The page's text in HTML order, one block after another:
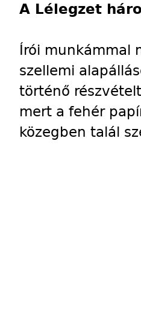
A Lélegzet
Írói munkámmal
szellemi
történő
mert a fehér
közegben talál